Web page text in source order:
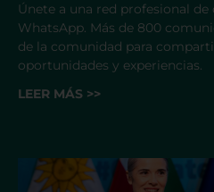
Únete a una red profesional
WhatsApp. Más de 800
de la comunidad para
oportunidades y experiencias.
LEER MÁS >>